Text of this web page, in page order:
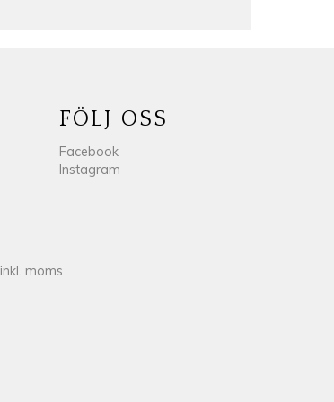
FÖLJ OSS
Facebook
Instagram
inkl. moms